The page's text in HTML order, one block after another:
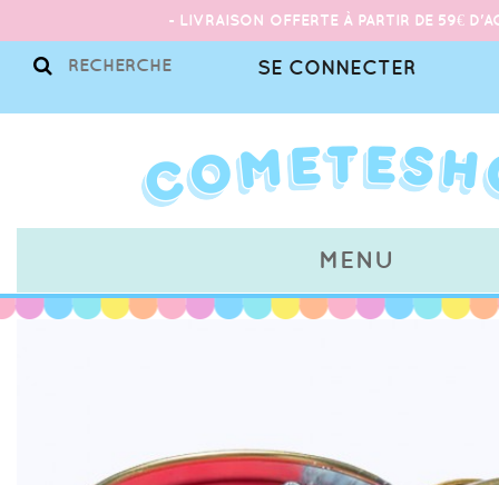
- LIVRAISON OFFERTE À PARTIR DE 59€
SE CONNECTER
MENU